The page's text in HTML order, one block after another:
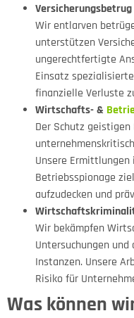
Versicherungsbetrug
Wir entlarven
unterstützen
ungerechtfertigte
Einsatz
finanzielle Verluste
Wirtschafts- &
Der Schutz
Unsere
Betriebsspionage
aufzudecken und
Wir bekämpfen
Untersuchungen
Instanzen. Unsere
Risiko für
Was können